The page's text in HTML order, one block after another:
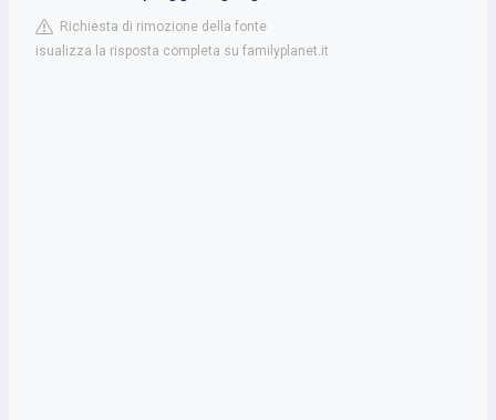
Richiesta di rimozione della fonte
isualizza la risposta completa su familyplanet.it